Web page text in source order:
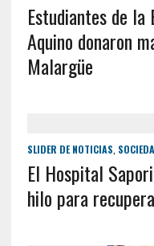
Estudiantes de la
Aquino donaron
Malargüe
SLIDER DE NOTICIAS
El Hospital
hilo para